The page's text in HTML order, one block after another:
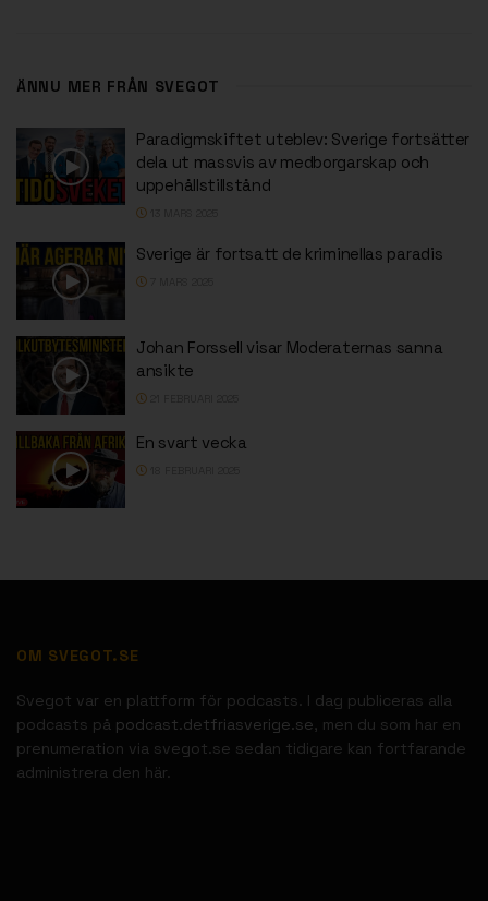
ÄNNU MER FRÅN SVEGOT
Paradigmskiftet uteblev: Sverige fortsätter
dela ut massvis av medborgarskap och
uppehållstillstånd
Sverige är fortsatt de kriminellas paradis
Johan Forssell visar Moderaternas sanna
ansikte
En svart vecka
OM SVEGOT.SE
Svegot var en plattform för podcasts. I dag publiceras alla
podcasts på podcast.detfriasverige.se, men du som har en
prenumeration via svegot.se sedan tidigare kan fortfarande
administrera den här.